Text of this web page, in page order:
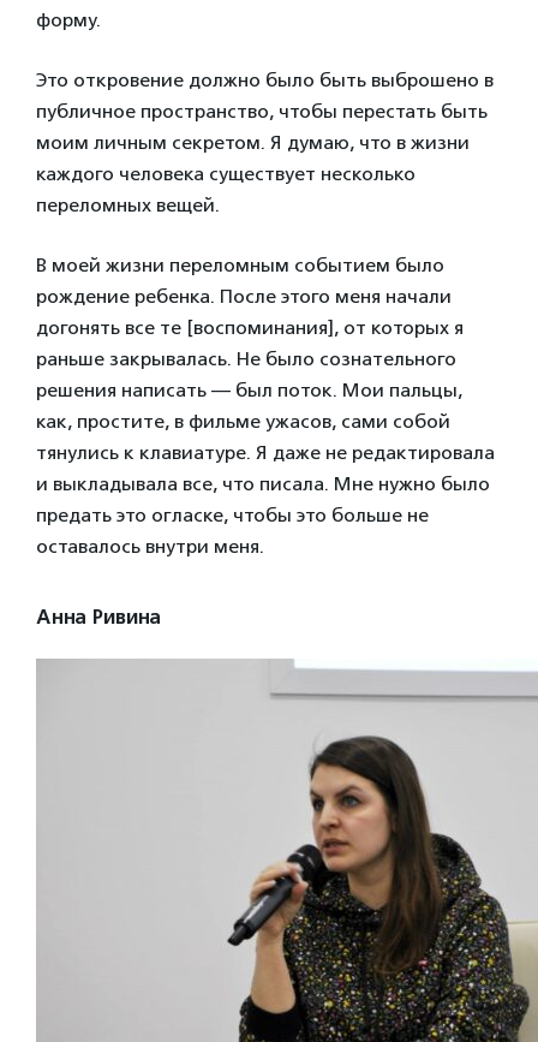
форму.
Это откровение должно было быть выброшено в
публичное пространство, чтобы перестать быть
моим личным секретом. Я думаю, что в жизни
каждого человека существует несколько
переломных вещей.
В моей жизни переломным событием было
рождение ребенка. После этого меня начали
догонять все те [воспоминания], от которых я
раньше закрывалась. Не было сознательного
решения написать — был поток. Мои пальцы,
как, простите, в фильме ужасов, сами собой
тянулись к клавиатуре. Я даже не редактировала
и выкладывала все, что писала. Мне нужно было
предать это огласке, чтобы это больше не
оставалось внутри меня.
Анна Ривина